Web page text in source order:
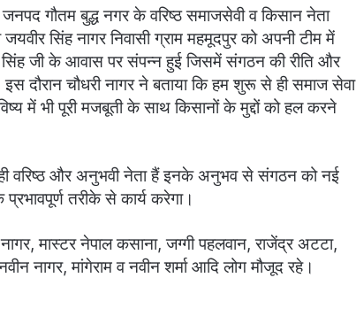
गौतम बुद्ध नगर के वरिष्ठ समाजसेवी व किसान नेता
सिंह नागर निवासी ग्राम महमूदपुर को अपनी टीम में
सिंह जी के आवास पर संपन्न हुई जिसमें संगठन की रीति और
दौरान चौधरी नागर ने बताया कि हम शुरू से ही समाज सेवा
में भी पूरी मजबूती के साथ किसानों के मुद्दों को हल करने
ही वरिष्ठ और अनुभवी नेता हैं इनके अनुभव से संगठन को नई
तरीके से कार्य करेगा।
मास्टर नेपाल कसाना, जग्गी पहलवान, राजेंद्र अटटा,
नागर, मांगेराम व नवीन शर्मा आदि लोग मौजूद रहे।